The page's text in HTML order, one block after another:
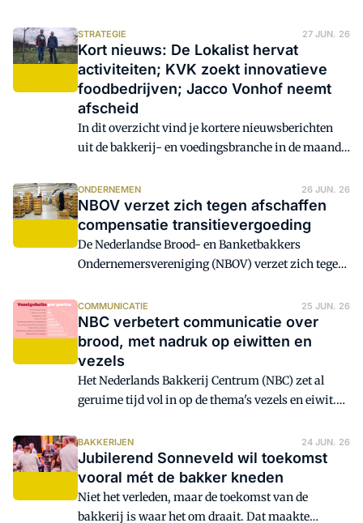
Grain Initiative, moet internationaal zorgen voor
eenduidige regels voor de definitie en etikettering
van volkorenproducten. Voor Nederlandse bakkers
heeft de invoering nauwelijks gevolgen.
STRATEGIE 27 JUN. 26
Kort nieuws: De Lokalist hervat
activiteiten; KVK zoekt innovatieve
foodbedrijven; Jacco Vonhof neemt
afscheid
In dit overzicht vind je kortere nieuwsberichten
uit de bakkerij- en voedingsbranche in de maand
Onder meer: De Lokalist hervat activiteiten; KVK
zoekt innovatieve foodbedrijven; Jacco Vonhof
blikt terug op 8 jaar voorzitterschap MKB
Nederland; foodbestellingen afgebroken door
verborgen bezorgkosten
ONDERNEMEN 26 JUN. 26
NBOV verzet zich tegen afschaffen
compensatie transitievergoeding
De Nederlandse Brood- en Banketbakkers
Ondernemersvereniging (NBOV) verzet zich tegen
compensatieregelingen voor de
transitievergoeding per 1 januari 2027 af te
schaffen. Volgens de brancheorganisatie betekent
dit een extra financiële last voor veel
ambachtelijke bakkers.
COMMUNICATIE 25 JUN. 26
NBC verbetert communicatie over
brood, met nadruk op eiwitten en
vezels
Het Nederlands Bakkerij Centrum (NBC) zet al
geruime tijd vol in op de thema's vezels en eiwit.
aandacht te brengen, zijn de
communicatiemiddelen verbeterd en nieuwe
infographics gemaakt. Deze zijn ook door bakkers
te gebruiken op hun eigen social media-kanalen.
BAKKERIJEN 24 JUN. 26
Jubilerend Sonneveld wil toekomst
vooral mét de bakker kneden
Niet het verleden, maar de toekomst van de
bakkerij is waar het om draait. Dat maakte